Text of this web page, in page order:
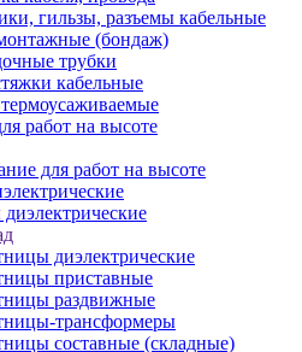
гильзы, разъемы кабельные
(бондаж)
трубки
кабельные
работ на высоте
для работ на высоте
диэлектрические
приставные
раздвижные
трансформеры
составные (складные)